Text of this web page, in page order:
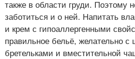
также в области груди. Поэтому
заботиться и о ней. Напитать
и крем с гипоаллергенными
правильное бельё, желательно с
бретельками и вместительной